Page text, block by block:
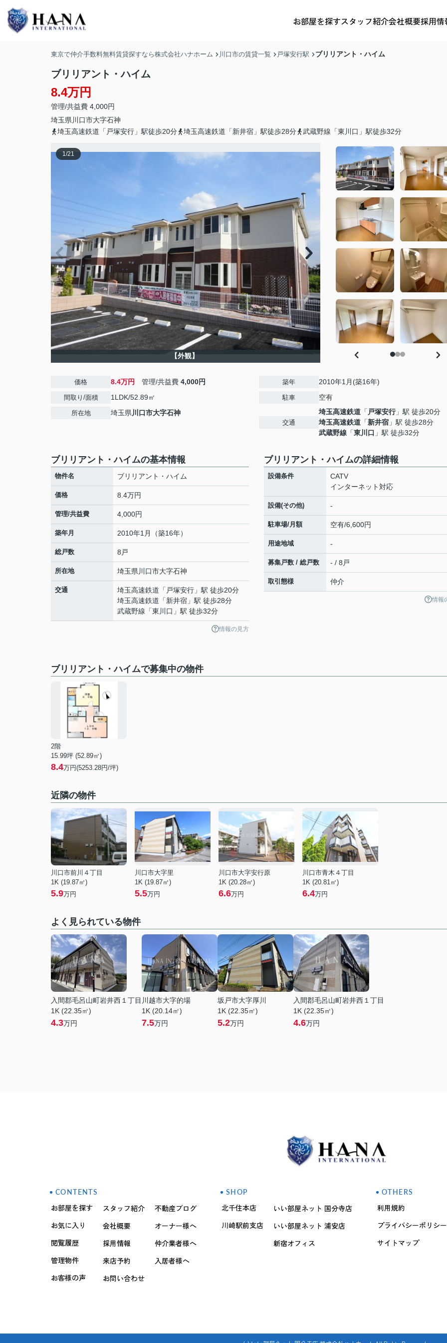
お部屋を探すスタッフ紹介会社概要採用情
東京で仲介手数料無料賃貸探すなら株式会社ハナホーム 川口市の賃貸一覧 戸塚安行駅 ブリリアント・ハイム
ブリリアント・ハイム
8.4万円
管理/共益費 4,000円
埼玉県 川口市大字石神
埼玉高速鉄道「戸塚安行」駅徒歩20分
埼玉高速鉄道「新井宿」駅徒歩28分 武蔵野線「東川口」駅徒歩32分
1/21
【外観】
価格 8.4万円 管理/共益費 4,000円
間取り/面積 1LDK/52.89㎡
所在地 埼玉県川口市大字石神
築年 2010年1月(築16年)
駐車 空有
交通
埼玉高速鉄道 「 戸塚安行」駅 徒歩20分
埼玉高速鉄道 「新井宿 」駅 徒歩28分
武蔵野線 「東川口 」駅 徒歩32分
ブリリアント・ハイムの基本情報
物件名 ブリリアント・ハイム
価格 8.4万円
管理/共益費 4,000円
築年月 2010年1月（築16年）
総戸数 8戸
所在地 埼玉県 川口市大字石神
交通 埼玉高速鉄道 「 戸塚安行 」駅 徒歩20分
埼玉高速鉄道 「新井宿 」駅 徒歩28分
武蔵野線 「東川口 」駅 徒歩32分
情報の見方
ブリリアント・ハイムの詳細情報
設備条件
CATV
インターネット対応
設備(その他) -
駐車場/月額 空有/6,600円
用途地域 -
募集戸数 / 総戸数 - / 8戸
取引態様 仲介
情報
ブリリアント・ハイムで募集中の物件
2階
15.99坪 (52.89㎡)
8.4万円(5253.28円/坪)
近隣の物件
川口市前川４丁目
1K (19.87㎡)
5.9万円
川口市大字里
1K (19.87㎡)
5.5万円
川口市大字安行原
1K (20.28㎡)
6.6万円
川口市青木４丁目
1K (20.81㎡)
6.4万円
よく見られている物件
入間郡毛呂山町岩井西１丁目
1K (22.35㎡)
4.3万円
川越市大字的場
1K (20.14㎡)
7.5万円
坂戸市大字厚川
1K (22.35㎡)
5.2万円
入間郡毛呂山町岩井西１丁目
1K (22.35㎡)
4.6万円
CONTENTS
お部屋を探す
お気に入り
閲覧履歴
管理物件
お客様の声
スタッフ紹介
会社概要
採用情報
来店予約
お問い合わせ
不動産ブログ
オーナー様へ
仲介業者様へ
入居者様へ
SHOP
北千住本店
川崎駅前支店
いい部屋ネット 国分寺店
いい部屋ネット 浦安店
新宿オフィス
OTHERS
利用規約
プライバシーポリシー
サイトマップ